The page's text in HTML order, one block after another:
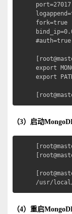
port=27017
fork=true
#auth=true
export
export
（3）启动
/usr/local/
（4）重启